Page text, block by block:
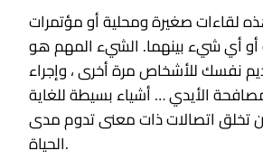
لقاءات صغيرة ومحلية أو مؤتمرات
أو أي شيء بينهما. الشيء المهم هو
نفسك للأشخاص مرة أخرى ، وإجراء
الأيدي … أشياء بسيطة للغاية
تخلق اتصالات ذات معنى تدوم مدى
الحياة.